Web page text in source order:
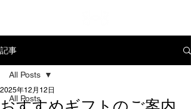
記事
All Posts
All Posts
2025年12月12日